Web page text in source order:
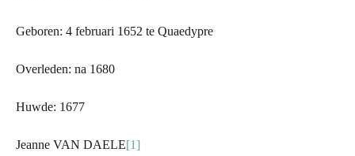
Geboren: 4 februari 1652 te Quaedypre
Overleden: na 1680
Huwde: 1677
Jeanne VAN DAELE[1]